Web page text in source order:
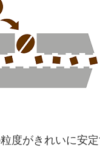
度がきれいに安